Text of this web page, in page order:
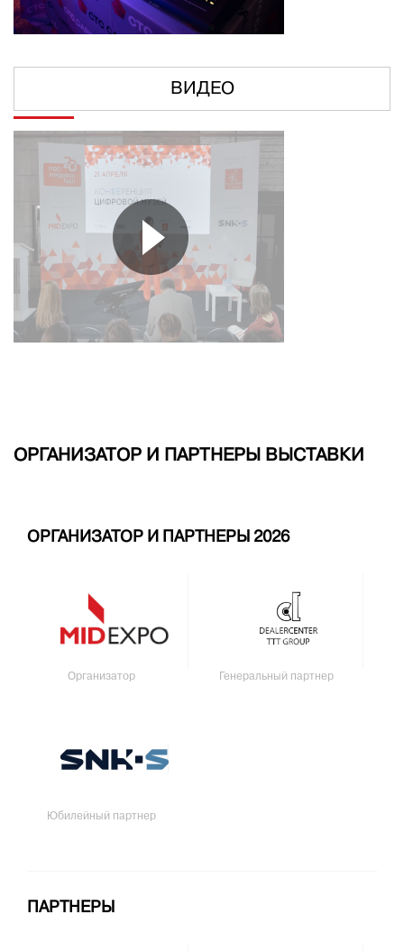
ВИДЕО
ОРГАНИЗАТОР И ПАРТНЕРЫ ВЫСТАВКИ
ОРГАНИЗАТОР И ПАРТНЕРЫ 2026
Организатор Генеральный партнер
Юбилейный партнер
ПАРТНЕРЫ